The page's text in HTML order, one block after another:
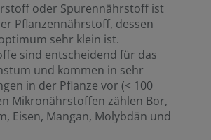
oder Spurennährstoff ist
Pflanzennährstoff, dessen
sehr klein ist.
sind entscheidend für das
und kommen in sehr
in der Pflanze vor (< 100
Mikronährstoffen zählen Bor,
Eisen, Mangan, Molybdän und